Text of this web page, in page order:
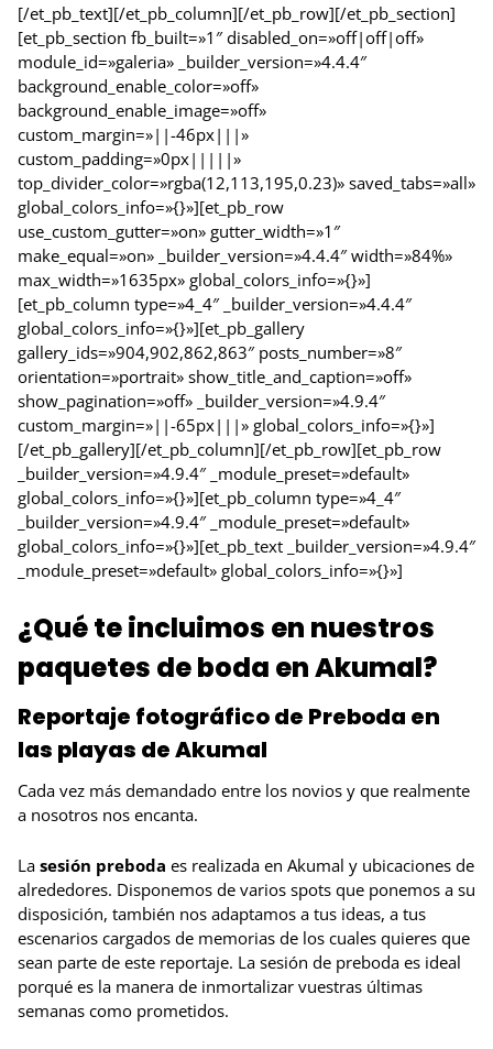
[/et_pb_text][/et_pb_column][/et_pb_row][/et_pb_section]
[et_pb_section fb_built=»1″ disabled_on=»off|off|off»
module_id=»galeria» _builder_version=»4.4.4″
background_enable_color=»off»
background_enable_image=»off»
custom_margin=»||-46px|||»
custom_padding=»0px|||||»
top_divider_color=»rgba(12,113,195,0.23)» saved_tabs=»all»
global_colors_info=»{}»][et_pb_row
use_custom_gutter=»on» gutter_width=»1″
make_equal=»on» _builder_version=»4.4.4″ width=»84%»
max_width=»1635px» global_colors_info=»{}»]
[et_pb_column type=»4_4″ _builder_version=»4.4.4″
global_colors_info=»{}»][et_pb_gallery
gallery_ids=»904,902,862,863″ posts_number=»8″
orientation=»portrait» show_title_and_caption=»off»
show_pagination=»off» _builder_version=»4.9.4″
custom_margin=»||-65px|||» global_colors_info=»{}»]
[/et_pb_gallery][/et_pb_column][/et_pb_row][et_pb_row
_builder_version=»4.9.4″ _module_preset=»default»
global_colors_info=»{}»][et_pb_column type=»4_4″
_builder_version=»4.9.4″ _module_preset=»default»
global_colors_info=»{}»][et_pb_text _builder_version=»4.9.4″
_module_preset=»default» global_colors_info=»{}»]
¿Qué te incluimos en nuestros
paquetes de boda en Akumal?
Reportaje fotográfico de Preboda en
las playas de Akumal
Cada vez más demandado entre los novios y que realmente
a nosotros nos encanta.
La sesión preboda es realizada en Akumal y ubicaciones de
alrededores. Disponemos de varios spots que ponemos a su
disposición, también nos adaptamos a tus ideas, a tus
escenarios cargados de memorias de los cuales quieres que
sean parte de este reportaje. La sesión de preboda es ideal
porqué es la manera de inmortalizar vuestras últimas
semanas como prometidos.